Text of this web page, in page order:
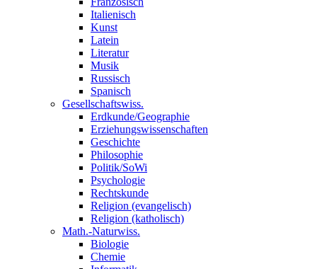
Italienisch
Kunst
Latein
Literatur
Musik
Russisch
Spanisch
Gesellschaftswiss.
Erdkunde/Geographie
Erziehungswissenschaften
Geschichte
Philosophie
Politik/SoWi
Psychologie
Rechtskunde
Religion (evangelisch)
Religion (katholisch)
Math.-Naturwiss.
Biologie
Chemie